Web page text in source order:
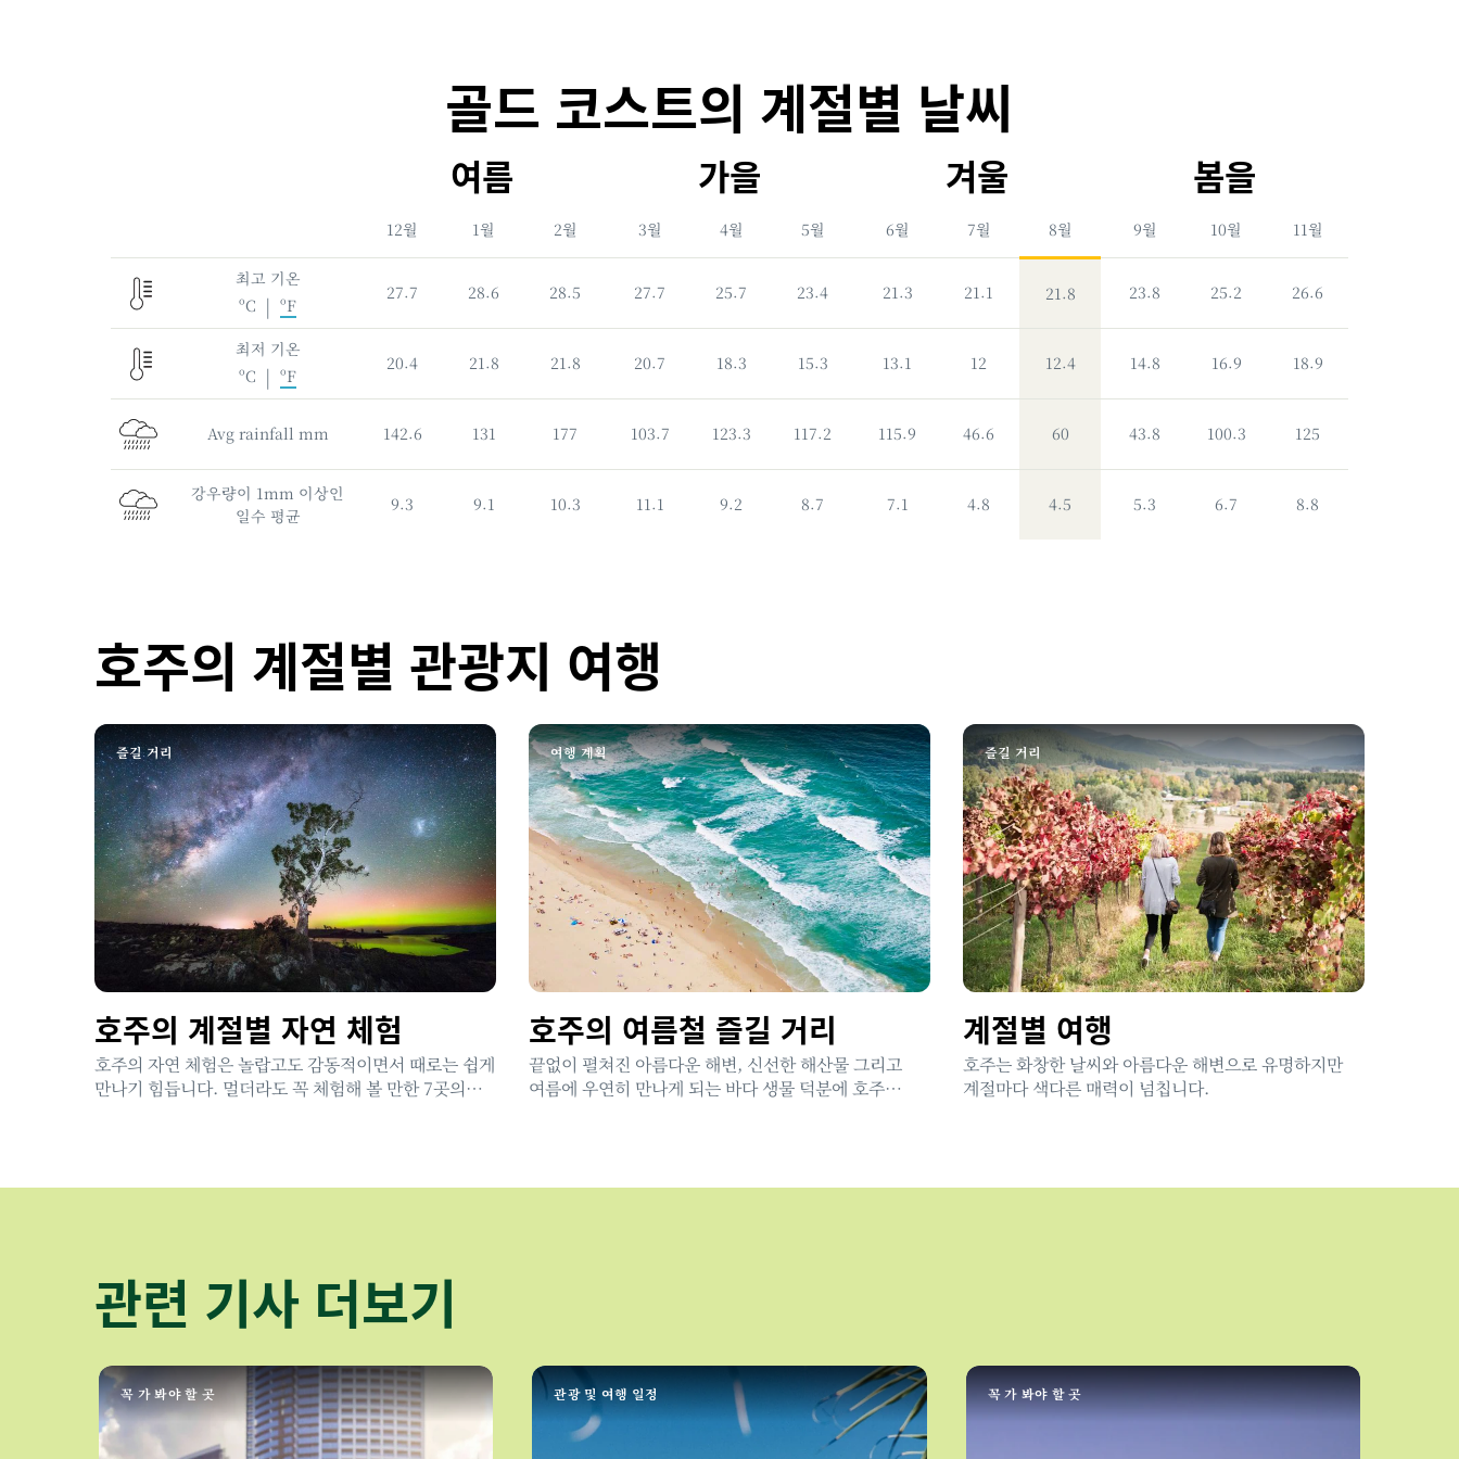
골드 코스트의 계절별 날씨
여름
12월 1월 2월
최고 기온
ºC | ºF
27.7 28.6 28.5
최저 기온
ºC | ºF
20.4 21.8 21.8
Avg rainfall mm 142.6 131 177
강우량이 1mm 이상인
일수 평균
9.3 9.1 10.3
가을
3월 4월 5월
27.7 25.7 23.4
20.7 18.3 15.3
103.7 123.3 117.2
11.1 9.2 8.7
겨울
6월 7월 8월
21.3 21.1 21.8
13.1 12 12.4
115.9 46.6 60
7.1 4.8 4.5
봄을
9월 10월 11월
23.8 25.2 26.6
14.8 16.9 18.9
43.8 100.3 125
5.3 6.7 8.8
호주의 계절별 관광지 여행
즐길 거리
호주의 계절별 자연 체험
호주의 자연 체험은 놀랍고도 감동적이면서 때로는 쉽게
만나기 힘듭니다. 멀더라도 꼭 체험해 볼 만한 7곳의
여행 계획
호주의 여름철 즐길 거리
끝없이 펼쳐진 아름다운 해변, 신선한 해산물 그리고
여름에 우연히 만나게 되는 바다 생물 덕분에 호주
즐길 거리
계절별 여행
호주는 화창한 날씨와 아름다운 해변으로 유명하지만
계절마다 색다른 매력이 넘칩니다.
관련 기사 더보기
꼭 가 봐야 할 곳 관광 및 여행 일정 꼭 가 봐야 할 곳